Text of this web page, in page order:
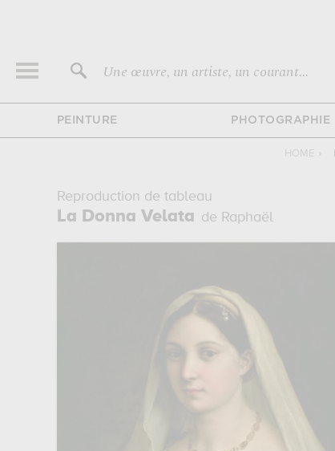
Une œuvre, un artiste, un courant...
PEINTURE PHOTOGRAPHIE
HOME ›
Reproduction de tableau
La Donna Velata de Raphaël